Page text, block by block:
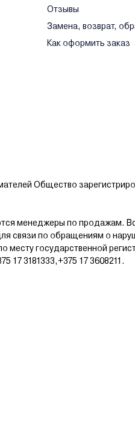
Отзывы
Замена, возврат,
Как оформить заказ
Общество
менеджеры по продажам.
связи по обращениям о
месту государственной
17 3181333,+375 17 3608211.